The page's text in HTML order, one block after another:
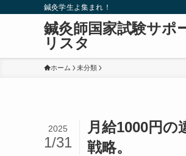
鍼灸学生よ集まれ！
鍼灸師国家試験サポ
リスタ
ホーム 未分類
月給1000円
戦略。
2025
1/31